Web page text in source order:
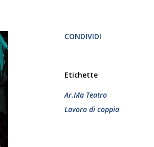
CONDIVIDI
Etichette
Ar.Ma Teatro
Lavoro di coppia